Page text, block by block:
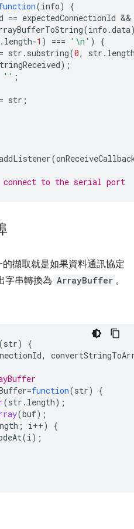
(info)
{
== expectedConnectionId
(info .data
. length-1 ) === '\n' )
{
str . substring(0, str .
);
'' ;
str ;
(
to the serial port
擷取就是如果資料通訊協定
字串轉換為 ArrayBuffer 。
(str)
{
,
=function(str)
{
(str . length);
(buf);
; i++)
{
(i);